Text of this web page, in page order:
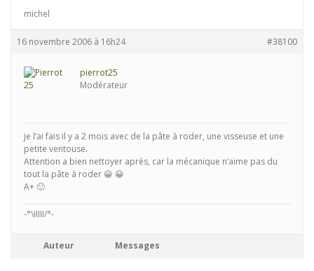
michel
16 novembre 2006 à 16h24 #38100
pierrot25
Modérateur
je l’ai fais il y a 2 mois avec de la pâte à roder, une visseuse et une
petite ventouse.
Attention a bien nettoyer après, car la mécanique n’aime pas du
tout la pâte à roder 😀 😀
A+ 🙂
-°\IIIII/°-
Auteur Messages